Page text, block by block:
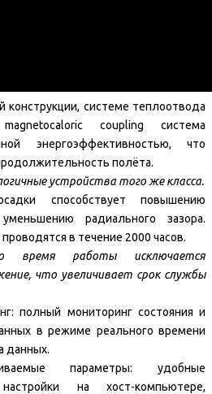
конструкции, системе теплоотвода
coupling система
энергоэффективностью, что
полёта.
устройства того же класса.
способствует повышению
радиального зазора.
в течение 2000 часов.
время работы исключается
что увеличивает срок службы
полный мониторинг состояния и
в режиме реального времени
данных.
параметры: удобные
на хост-компьютере,